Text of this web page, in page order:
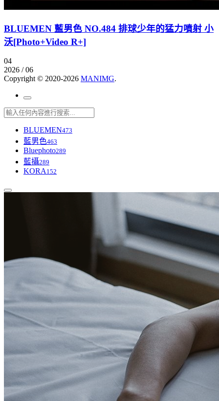
BLUEMEN 藍男色 NO.484 排球少年的猛力噴射 小
沃[Photo+Video R+]
04
2026 / 06
Copyright © 2020-2026 MANIMG.
BLUEMEN473
藍男色463
Bluephoto289
藍攝289
KORA 152